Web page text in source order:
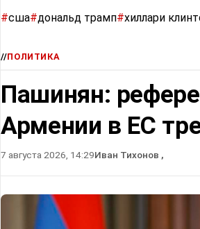
#сша#дональд трамп#хиллари
//ПОЛИТИКА
Пашинян:
Армении в ЕС
7 августа 2026, 14:29Иван Тихонов ,